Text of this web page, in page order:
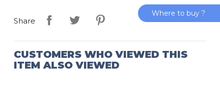
Share
CUSTOMERS WHO VIEWED THIS
ITEM ALSO VIEWED
Where to buy ?